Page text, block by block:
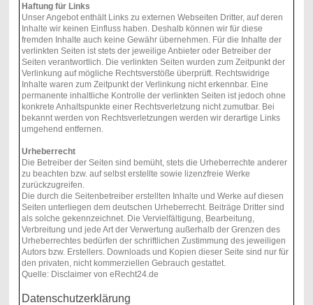
Haftung für Links
Unser Angebot enthält Links zu externen Webseiten Dritter, auf deren
Inhalte wir keinen Einfluss haben. Deshalb können wir für diese
fremden Inhalte auch keine Gewähr übernehmen. Für die Inhalte der
verlinkten Seiten ist stets der jeweilige Anbieter oder Betreiber der
Seiten verantwortlich. Die verlinkten Seiten wurden zum Zeitpunkt der
Verlinkung auf mögliche Rechtsverstöße überprüft. Rechtswidrige
Inhalte waren zum Zeitpunkt der Verlinkung nicht erkennbar. Eine
permanente inhaltliche Kontrolle der verlinkten Seiten ist jedoch ohne
konkrete Anhaltspunkte einer Rechtsverletzung nicht zumutbar. Bei
bekannt werden von Rechtsverletzungen werden wir derartige Links
umgehend entfernen.
Urheberrecht
Die Betreiber der Seiten sind bemüht, stets die Urheberrechte anderer
zu beachten bzw. auf selbst erstellte sowie lizenzfreie Werke
zurückzugreifen.
Die durch die Seitenbetreiber erstellten Inhalte und Werke auf diesen
Seiten unterliegen dem deutschen Urheberrecht. Beiträge Dritter sind
als solche gekennzeichnet. Die Vervielfältigung, Bearbeitung,
Verbreitung und jede Art der Verwertung außerhalb der Grenzen des
Urheberrechtes bedürfen der schriftlichen Zustimmung des jeweiligen
Autors bzw. Erstellers. Downloads und Kopien dieser Seite sind nur für
den privaten, nicht kommerziellen Gebrauch gestattet.
Quelle: Disclaimer von eRecht24.de
Datenschutzerklärung